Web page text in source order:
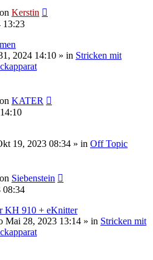
Kerstin
13:23
2024 14:10 » in Stricken mit
KATER
19, 2023 08:34 » in Off Topic
Siebenstein
08:34
KH 910 + eKnitter
Mai 28, 2023 13:14 » in Stricken mit